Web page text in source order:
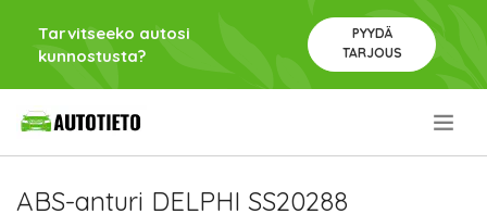
Tarvitseeko autosi
kunnostusta?
PYYDÄ
TARJOUS
ABS-anturi DELPHI SS20288